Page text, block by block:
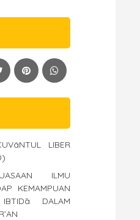
LIBER
ILMU
KEMAMPUAN
DALAM